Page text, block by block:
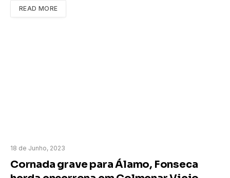
READ MORE
18 de Junho, 2023
Cornada grave para Álamo, Fonseca